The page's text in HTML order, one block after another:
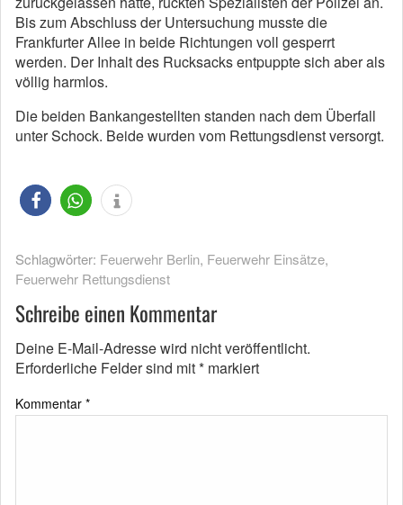
Bis zum Abschluss der Untersuchung musste die
Frankfurter Allee in beide Richtungen voll gesperrt
werden. Der Inhalt des Rucksacks entpuppte sich aber als
völlig harmlos.
Die beiden Bankangestellten standen nach dem Überfall
unter Schock. Beide wurden vom Rettungsdienst versorgt.
Schlagwörter: Feuerwehr Berlin, Feuerwehr Einsätze,
Feuerwehr Rettungsdienst
Schreibe einen Kommentar
Deine E-Mail-Adresse wird nicht veröffentlicht.
Erforderliche Felder sind mit* markiert
Kommentar *